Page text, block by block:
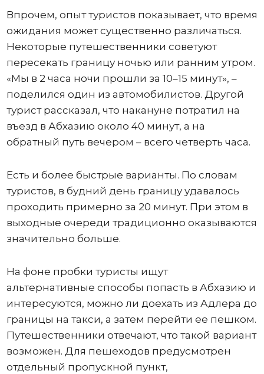
Впрочем, опыт туристов показывает, что время
ожидания может существенно различаться.
Некоторые путешественники советуют
пересекать границу ночью или ранним утром.
«Мы в 2 часа ночи прошли за 10–15 минут», –
поделился один из автомобилистов. Другой
турист рассказал, что накануне потратил на
въезд в Абхазию около 40 минут, а на
обратный путь вечером – всего четверть часа.
Есть и более быстрые варианты. По словам
туристов, в будний день границу удавалось
проходить примерно за 20 минут. При этом в
выходные очереди традиционно оказываются
значительно больше.
На фоне пробки туристы ищут
альтернативные способы попасть в Абхазию и
интересуются, можно ли доехать из Адлера до
границы на такси, а затем перейти ее пешком.
Путешественники отвечают, что такой вариант
возможен. Для пешеходов предусмотрен
отдельный пропускной пункт,